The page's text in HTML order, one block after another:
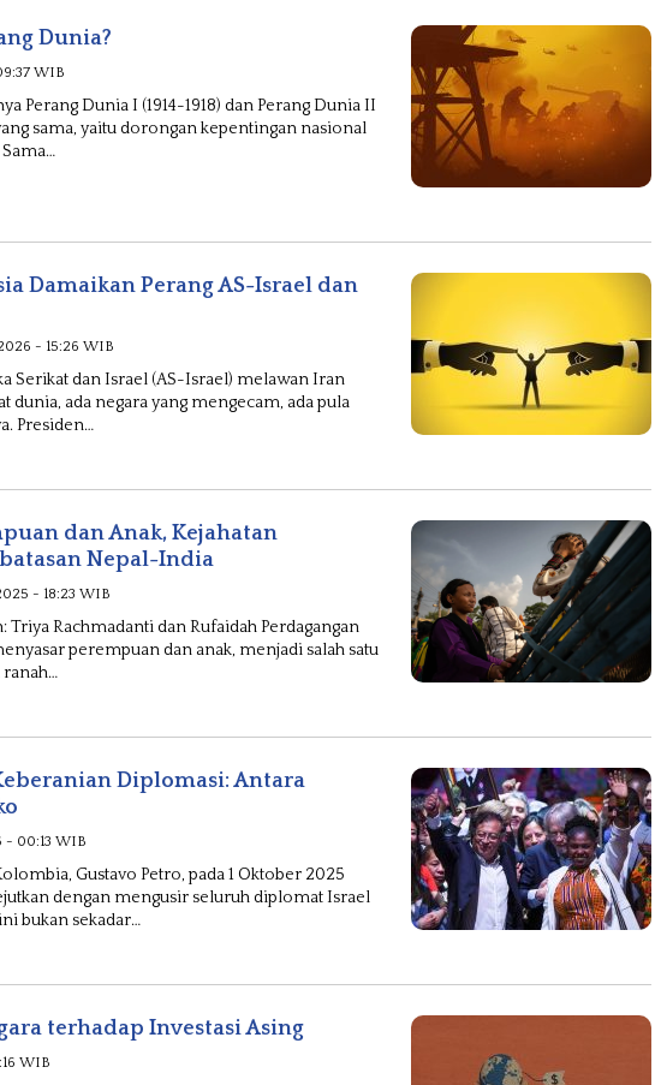
Dunia?
WIB
Perang Dunia I (1914-1918) dan Perang Dunia II
sama, yaitu dorongan kepentingan nasional
Damaikan Perang AS-Israel dan
- 15:26 WIB
Serikat dan Israel (AS-Israel) melawan Iran
dunia, ada negara yang mengecam, ada pula
Presiden…
dan Anak, Kejahatan
Nepal-India
- 18:23 WIB
Triya Rachmadanti dan Rufaidah Perdagangan
perempuan dan anak, menjadi salah satu
ranah…
Diplomasi: Antara
- 00:13 WIB
Gustavo Petro, pada 1 Oktober 2025
dengan mengusir seluruh diplomat Israel
bukan sekadar…
terhadap Investasi Asing
WIB